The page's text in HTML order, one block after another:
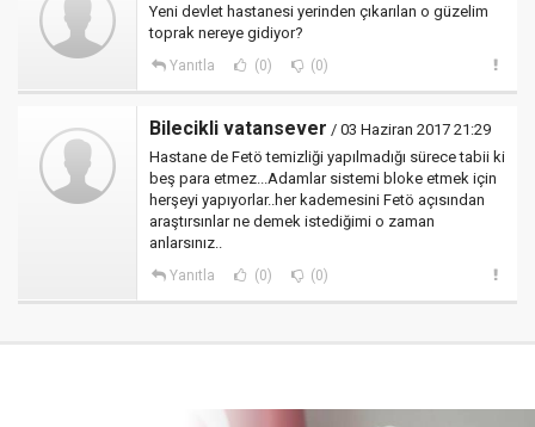
Yeni devlet hastanesi yerinden çıkarılan o güzelim
toprak nereye gidiyor?
Yanıtla (0) (0)
Bilecikli vatansever / 03 Haziran 2017 21:29
Hastane de Fetö temizliği yapılmadığı sürece tabii ki
beş para etmez...Adamlar sistemi bloke etmek için
herşeyi yapıyorlar..her kademesini Fetö açısından
araştırsınlar ne demek istediğimi o zaman
anlarsınız..
Yanıtla (0) (0)